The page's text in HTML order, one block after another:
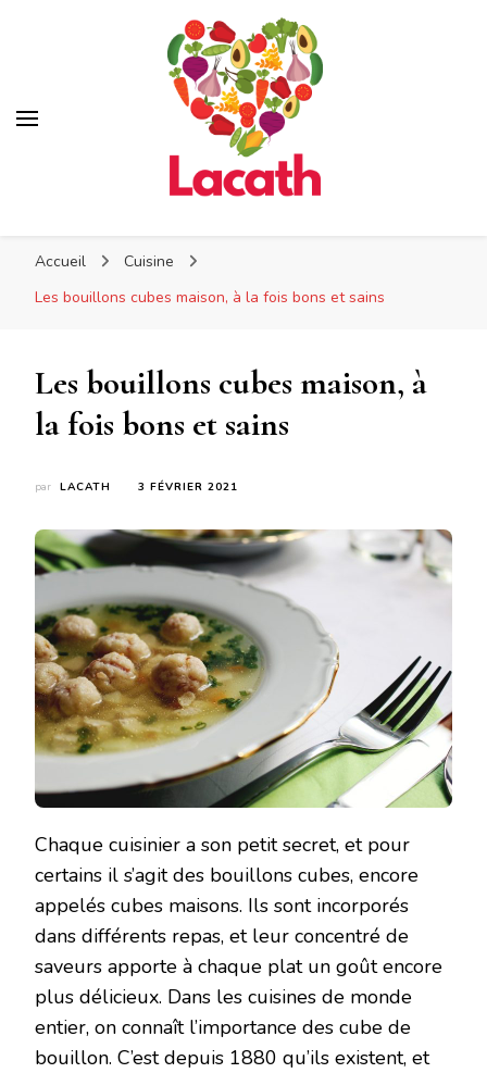
Accueil
Cuisine
Les bouillons cubes maison, à la fois bons et sains
Les bouillons cubes maison, à
la fois bons et sains
par LACATH 3 FÉVRIER 2021
Chaque cuisinier a son petit secret, et pour
certains il s’agit des bouillons cubes, encore
appelés cubes maisons. Ils sont incorporés
dans différents repas, et leur concentré de
saveurs apporte à chaque plat un goût encore
plus délicieux. Dans les cuisines de monde
entier, on connaît l’importance des cube de
bouillon. C’est depuis 1880 qu’ils existent, et